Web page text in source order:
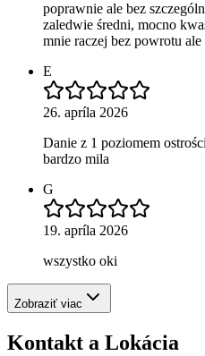
poprawnie ale bez
zaledwie średni, mocno
mnie raczej bez powrotu ale
E
26. apríla 2026
Danie z 1 poziomem
bardzo mila
G
19. apríla 2026
wszystko oki
Zobraziť viac
Kontakt a Lokácia